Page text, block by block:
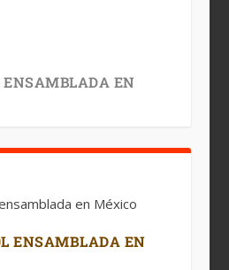
EN
ENSAMBLADA EN